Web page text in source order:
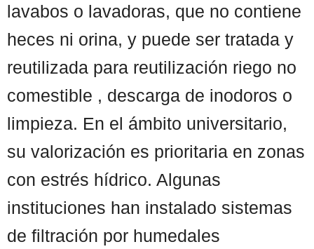
lavabos o lavadoras, que no contiene
heces ni orina, y puede ser tratada y
reutilizada para reutilización riego no
comestible , descarga de inodoros o
limpieza. En el ámbito universitario,
su valorización es prioritaria en zonas
con estrés hídrico. Algunas
instituciones han instalado sistemas
de filtración por humedales